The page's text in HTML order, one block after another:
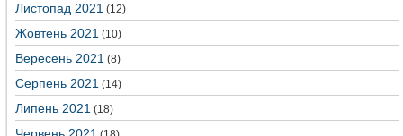
Листопад 2021 (12)
Жовтень 2021 (10)
Вересень 2021 (8)
Серпень 2021 (14)
Липень 2021 (18)